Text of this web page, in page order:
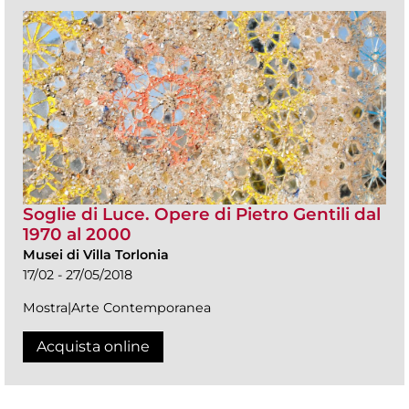
Soglie di Luce. Opere di Pietro Gentili dal
1970 al 2000
Musei di Villa Torlonia
17/02 - 27/05/2018
Mostra|Arte Contemporanea
Acquista online